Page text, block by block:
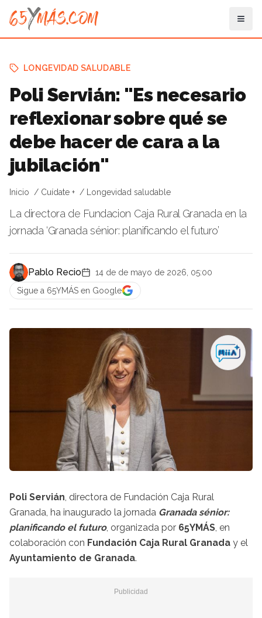
LONGEVIDAD SALUDABLE
Poli Servián: "Es necesario
reflexionar sobre qué se
debe hacer de cara a la
jubilación"
Inicio Cuídate + Longevidad saludable
La directora de Fundacion Caja Rural Granada en la
jornada ‘Granada sénior: planificando el futuro’
Pablo Recio
14 de de mayo de 2026, 05:00
Sigue a 65YMÁS en Google
Poli Servián, directora de Fundación Caja Rural
Granada, ha inaugurado la jornada Granada sénior:
planificando el futuro, organizada por 65YMÁS, en
colaboración con Fundación Caja Rural Granada y el
Ayuntamiento de Granada.